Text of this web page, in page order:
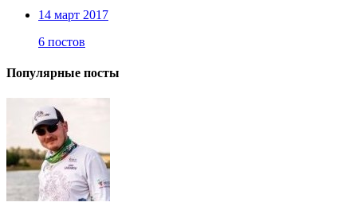
14 март 2017
6 постов
Популярные посты